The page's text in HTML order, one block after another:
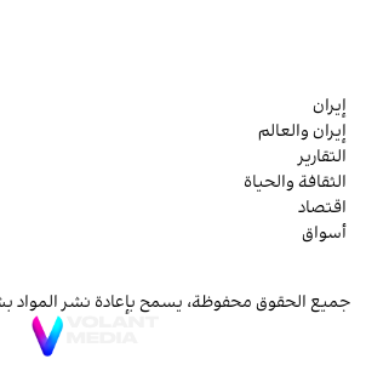
إيران
إيران والعالم
التقارير
الثقافة والحياة
اقتصاد
أسواق
جميع الحقوق محفوظة، يسمح بإعادة نشر المواد